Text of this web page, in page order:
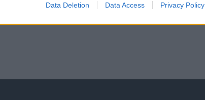
Data Deletion Data Access Privacy Policy